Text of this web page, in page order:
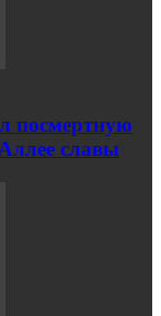
посмертную
славы